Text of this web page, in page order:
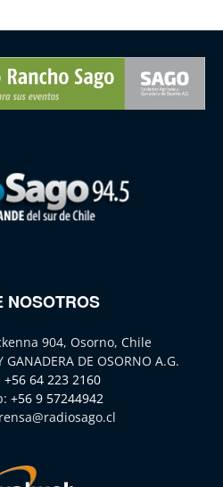
NOSOTROS
904, Osorno, Chile
GANADERA DE OSORNO A.G.
+56 64 223 2160
+56 9 57244942